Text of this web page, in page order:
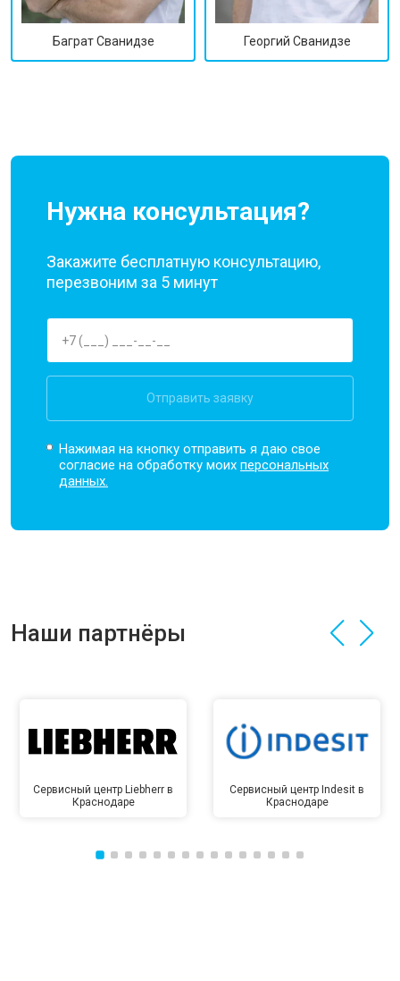
Баграт Сванидзе Георгий Сванидзе
Нужна консультация?
Закажите бесплатную консультацию,
перезвоним за 5 минут
Отправить заявку
Нажимая на кнопку отправить я даю свое
согласие на обработку моихперсональных
данных.
Наши партнёры
Сервисный центр Liebherr в
Краснодаре
Сервисный центр Indesit в
Краснодаре